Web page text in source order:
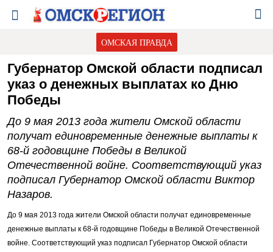
ОМСКАЯ ПРАВДА
Губернатор Омской области подписал
указ о денежных выплатах ко Дню
Победы
До 9 мая 2013 года жители Омской области
получат единовременные денежные выплаты к
68-й годовщине Победы в Великой
Отечественной войне. Соответствующий указ
подписал Губернатор Омской области Виктор
Назаров.
До 9 мая 2013 года жители Омской области получат единовременные
денежные выплаты к 68-й годовщине Победы в Великой Отечественной
войне. Соответствующий указ подписал Губернатор Омской области